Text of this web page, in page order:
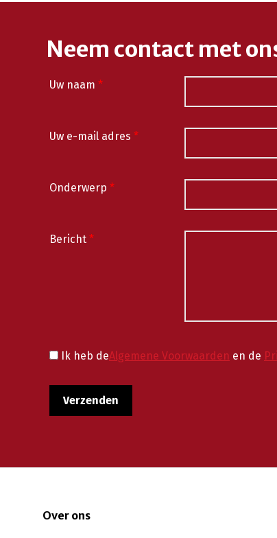
Neem contact met
Uw naam *
Uw e-mail adres *
Onderwerp *
Bericht *
Ik heb deAlgemene Voorwaarden en de
Over ons